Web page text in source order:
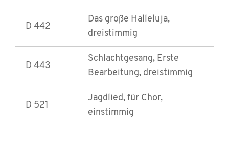
D 442
Das große Halleluja,
dreistimmig
D 443
Schlachtgesang, Erste
Bearbeitung, dreistimmig
D 521
Jagdlied, für Chor,
einstimmig